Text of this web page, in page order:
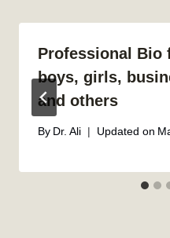
Professional Bio
boys, girls,
and others
By Dr. Ali Updated on